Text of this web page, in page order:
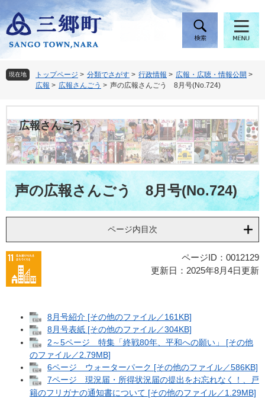
ー
ジ
頭
で
。
ニ
ュ
飛
ば
て
本
文
へ
現在地 トップページ > 分類でさがす > 行政情報 > 広報・広聴・情報公開 >
広報 > 広報さんごう > 声の広報さんごう 8月号(No.724)
広報さんごう
本
文声の広報さんごう 8月号(No.724)
ページ内目次
ページID：0012129
更新日：2025年8月4日更新
8月号紹介 [その他のファイル／161KB]
8月号表紙 [その他のファイル／304KB]
2～5ページ 特集「終戦80年、平和への願い」 [その他
のファイル／2.79MB]
6ページ ウォーターパーク [その他のファイル／586KB]
7ページ 現況届・所得状況届の提出をお忘れなく！、戸
籍のフリガナの通知書について [その他のファイル／1.29MB]